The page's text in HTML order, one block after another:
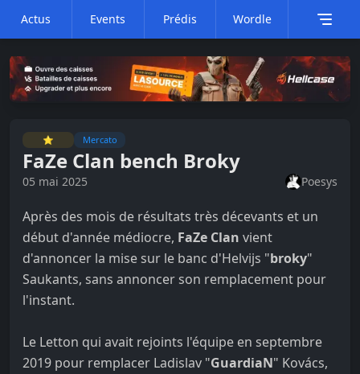
Actus Events Prédis Wordle
⭐ Mercato
FaZe Clan bench Broky
05 mai 2025 Poesys
Après des mois de résultats très décevants et un
début d'année médiocre, FaZe Clan vient
d'annoncer la mise sur le banc d'Helvijs "⁠broky⁠"
Saukants, sans annoncer son remplacement pour
l'instant.
Le Letton qui avait rejoints l'équipe en septembre
2019 pour remplacer Ladislav "GuardiaN" Kovács,